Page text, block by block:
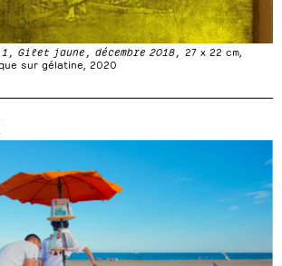
Gilet jaune, décembre 2018, 27 x 22 cm,
sur gélatine, 2020